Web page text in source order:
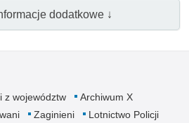
dodatkowe ↓
z województw
Archiwum X
Zaginieni
Lotnictwo Policji